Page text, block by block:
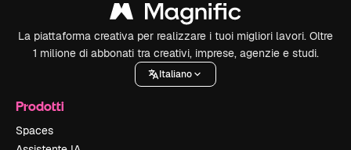
La piattaforma creativa per realizzare i tuoi migliori lavori. Oltre
1 milione di abbonati tra creativi, imprese, agenzie e studi.
Italiano
Prodotti
Spaces